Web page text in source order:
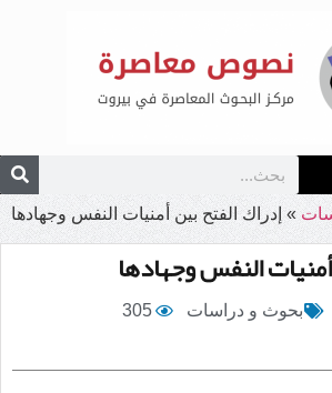
» إدراك الفتح بين أمنيات النفس وجهادها
النفس وجهادها
بحوث و دراسات
305